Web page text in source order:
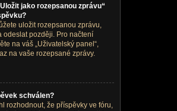
jako rozepsanou zprávu“
uložit rozepsanou zprávu,
odeslat později. Pro načtení
na váš „Uživatelský panel“,
na vaše rozepsané zprávy.
schválen?
rozhodnout, že příspěvky ve fóru,